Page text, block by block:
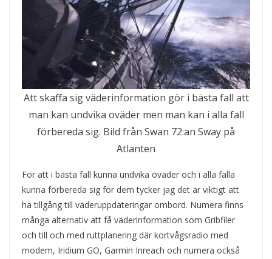
Att skaffa sig väderinformation gör i bästa fall att
man kan undvika oväder men man kan i alla fall
förbereda sig. Bild från Swan 72:an Sway på
Atlanten
För att i bästa fall kunna undvika oväder och i alla falla
kunna förbereda sig för dem tycker jag det är viktigt att
ha tillgång till väderuppdateringar ombord. Numera finns
många alternativ att få väderinformation som Gribfiler
och till och med ruttplanering där kortvågsradio med
modem, Iridium GO, Garmin Inreach och numera också